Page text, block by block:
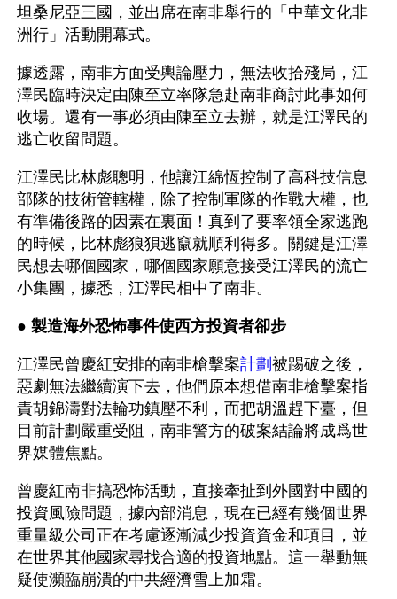
坦桑尼亞三國，並出席在南非舉行的「中華文化非
洲行」活動開幕式。
據透露，南非方面受輿論壓力，無法收拾殘局，江
澤民臨時決定由陳至立率隊急赴南非商討此事如何
收場。還有一事必須由陳至立去辦，就是江澤民的
逃亡收留問題。
江澤民比林彪聰明，他讓江綿恆控制了高科技信息
部隊的技術管轄權，除了控制軍隊的作戰大權，也
有準備後路的因素在裏面！真到了要率領全家逃跑
的時候，比林彪狼狽逃竄就順利得多。關鍵是江澤
民想去哪個國家，哪個國家願意接受江澤民的流亡
小集團，據悉，江澤民相中了南非。
● 製造海外恐怖事件使西方投資者卻步
江澤民曾慶紅安排的南非槍擊案計劃 被踢破之後，
惡劇無法繼續演下去，他們原本想借南非槍擊案指
責胡錦濤對法輪功鎮壓不利，而把胡溫趕下臺，但
目前計劃嚴重受阻，南非警方的破案結論將成爲世
界媒體焦點。
曾慶紅南非搞恐怖活動，直接牽扯到外國對中國的
投資風險問題，據內部消息，現在已經有幾個世界
重量級公司正在考慮逐漸減少投資資金和項目，並
在世界其他國家尋找合適的投資地點。這一舉動無
疑使瀕臨崩潰的中共經濟雪上加霜。